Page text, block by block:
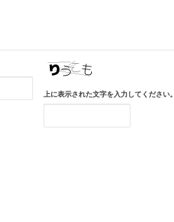
上に表示された文字を入力してください。